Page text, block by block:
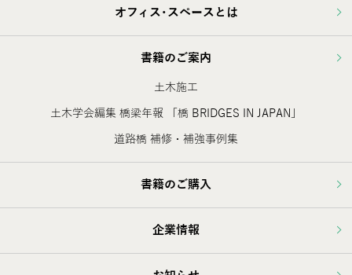
オフィス･スペースとは
書籍のご案内
土木施工
土木学会編集 橋梁年報 「橋 BRIDGES IN JAPAN」
道路橋 補修・補強事例集
書籍のご購入
企業情報